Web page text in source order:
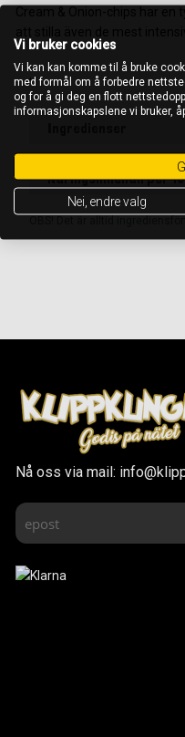
att stilla även de mest
,
Näringsinnehåll per
Nå oss via mail:
Vi bruker cookies
Vi kan kan komme til å bruke
med formål om å forbedre
og for å gi deg en flott
informasjonskapslene vi bruker,
Nei, endre valg